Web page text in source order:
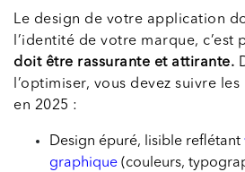
Le design de votre application
l’identité de votre marque, c’est
doit être rassurante et attirante.
l’optimiser, vous devez suivre
en 2025 :
Design épuré, lisible reflétant
graphique (couleurs,